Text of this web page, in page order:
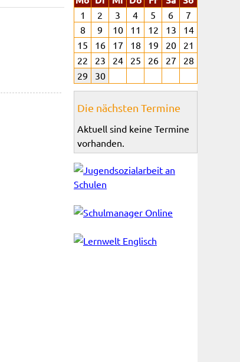
1 2 3 4 5 6
7
8
9 10 11 12 13
14
15
16 17 18 19 20
21
22
23 24 25 26 27
28
29
30
Die nächsten Termine
Aktuell sind keine Termine
vorhanden.